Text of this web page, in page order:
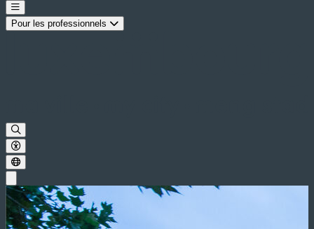
Pour les professionnels